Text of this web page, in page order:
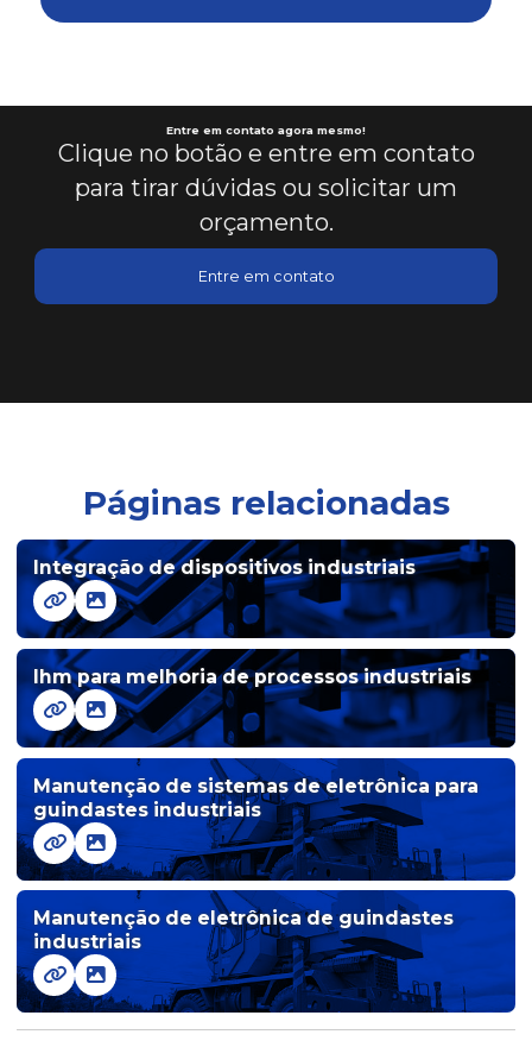
Consultoria em clp para automação
Design de ihm intuitivo
Empresa de automação
Ihm com clp integrado
Ihm para controle industrial avançado
Ihm danfoss
Ihm danfoss em es
Ihm com design amigável
Ihm elétrica
Ihm industrial
Ihm para melhoria de processos industriais
Entre em contato agora mesmo!
Clique no botão e entre em contato
para tirar dúvidas ou solicitar um
orçamento.
Entre em contato
Páginas relacionadas
Integração de dispositivos industriais
Ihm para melhoria de processos industriais
Manutenção de sistemas de eletrônica para
guindastes industriais
Manutenção de eletrônica de guindastes
industriais